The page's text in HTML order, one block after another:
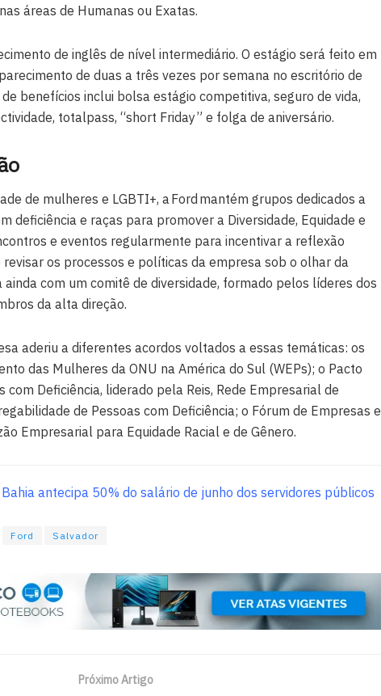
áreas de Humanas ou Exatas.
de inglês de nível intermediário. O estágio será feito em
de duas a três vezes por semana no escritório de
benefícios inclui bolsa estágio competitiva, seguro de vida,
totalpass, “short Friday” e folga de aniversário.
de mulheres e LGBTI+, a Ford mantém grupos dedicados a
deficiência e raças para promover a Diversidade, Equidade e
e eventos regularmente para incentivar a reflexão
os processos e políticas da empresa sob o olhar da
com um comitê de diversidade, formado pelos líderes dos
da alta direção.
aderiu a diferentes acordos voltados a essas temáticas: os
das Mulheres da ONU na América do Sul (WEPs); o Pacto
com Deficiência, liderado pela Reis, Rede Empresarial de
de Pessoas com Deficiência; o Fórum de Empresas e
Empresarial para Equidade Racial e de Gênero.
antecipa 50% do salário de junho dos servidores públicos
Ford Salvador
Próximo Artigo